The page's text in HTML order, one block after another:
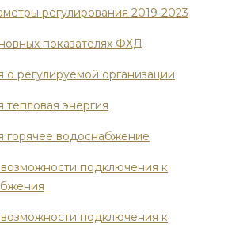
регулирования 2019-2023
показателях ФХД
регулируемой организации
энергия
водоснабжение
подключения к
подключения к